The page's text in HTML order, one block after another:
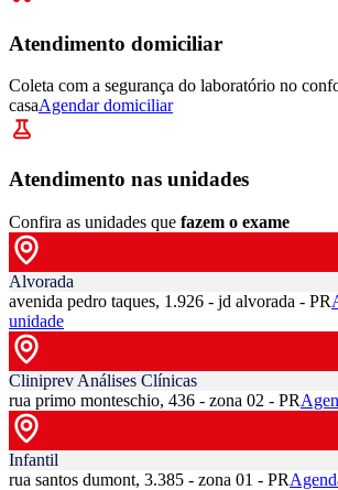
Atendimento domiciliar
Coleta com a segurança do laboratório no
casaAgendar domiciliar
Atendimento nas unidades
Confira as unidades que fazem o exame
Alvorada
avenida pedro taques, 1.926 - jd alvorada - PR
unidade
Cliniprev Análises Clínicas
rua primo monteschio, 436 - zona 02 - PR
Infantil
rua santos dumont, 3.385 - zona 01 - PR